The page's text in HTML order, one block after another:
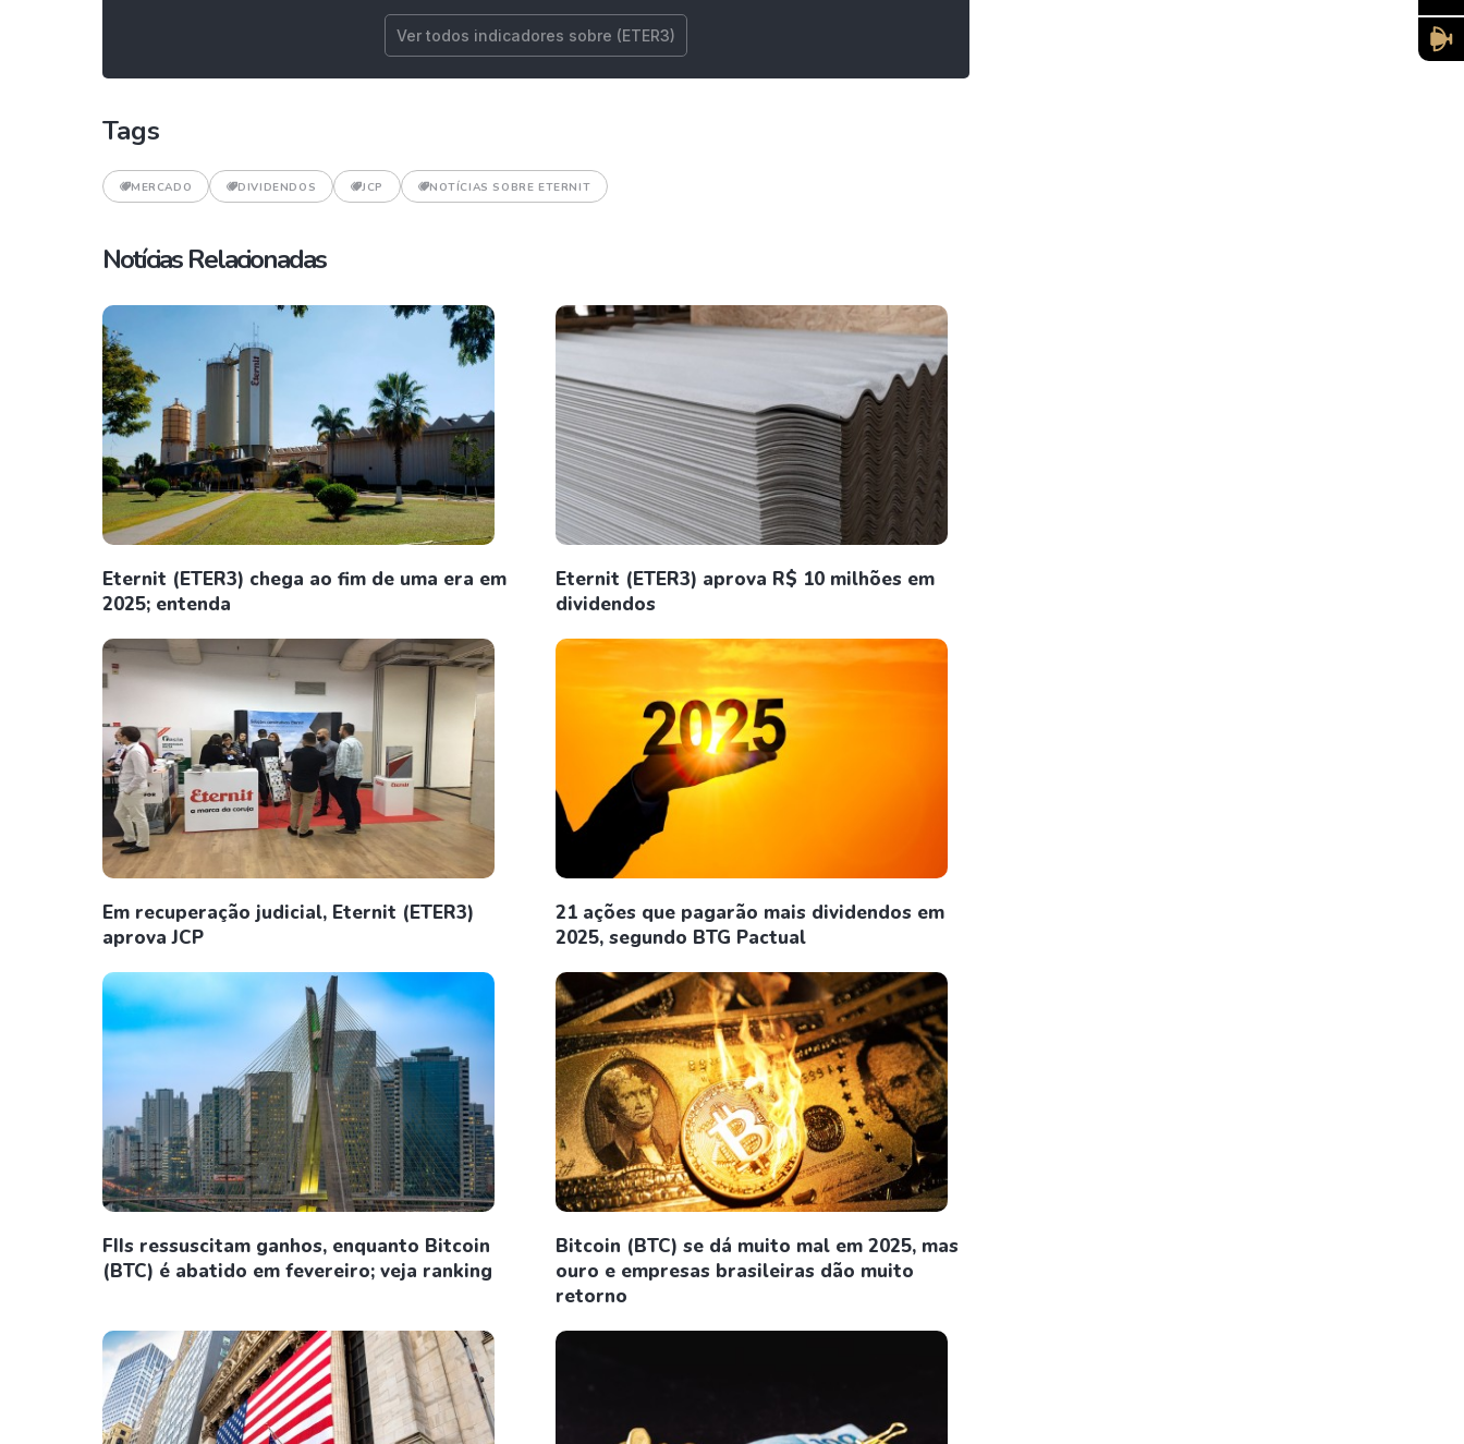
Ver todos indicadores sobre (ETER3)
Tags
MERCADO DIVIDENDOS JCP NOTÍCIAS SOBRE ETERNIT
Notícias Relacionadas
Eternit (ETER3) chega ao fim de uma era em
2025; entenda
Eternit (ETER3) aprova R$ 10 milhões em
dividendos
Em recuperação judicial, Eternit (ETER3)
aprova JCP
21 ações que pagarão mais dividendos em
2025, segundo BTG Pactual
FIIs ressuscitam ganhos, enquanto Bitcoin
(BTC) é abatido em fevereiro; veja ranking
Bitcoin (BTC) se dá muito mal em 2025, mas
ouro e empresas brasileiras dão muito
retorno